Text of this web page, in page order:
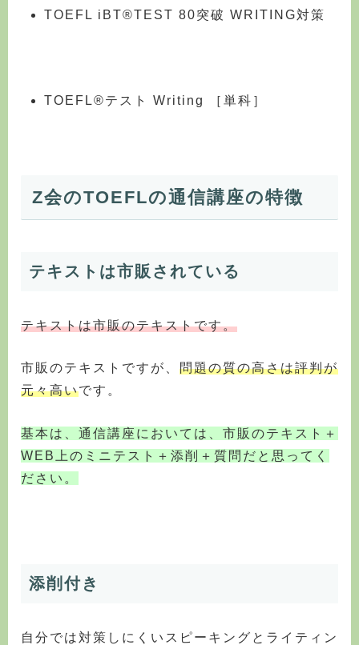
TOEFL iBT®TEST 80突破 WRITING対策
TOEFL®テスト Writing ［単科］
Z会のTOEFLの通信講座の特徴
テキストは市販されている
テキストは市販のテキストです。
市販のテキストですが、 問題の質の高さは評判が
元々高いです。
基本は、通信講座においては、市販のテキスト＋
WEB上のミニテスト＋添削＋質問だと思ってく
ださい。
添削付き
自分では対策しにくいスピーキングとライティン